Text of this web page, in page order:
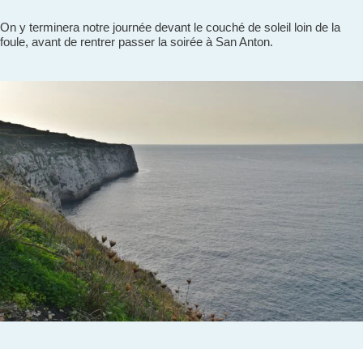
On y terminera notre journée devant le couché de soleil loin de la
foule, avant de rentrer passer la soirée à San Anton.